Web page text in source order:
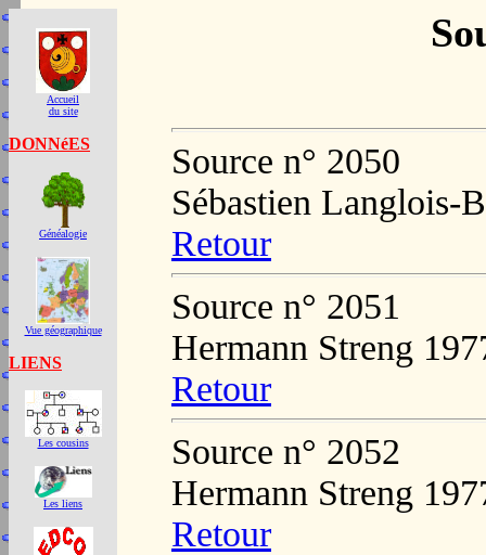
Accueil
du site
DONNéES
Généalogie
Vue géographique
LIENS
Les cousins
Les liens
Source n° 2050
Sébastien Langlois-
Retour
Source n° 2051
Hermann Streng
Retour
Source n° 2052
Hermann Streng
Retour